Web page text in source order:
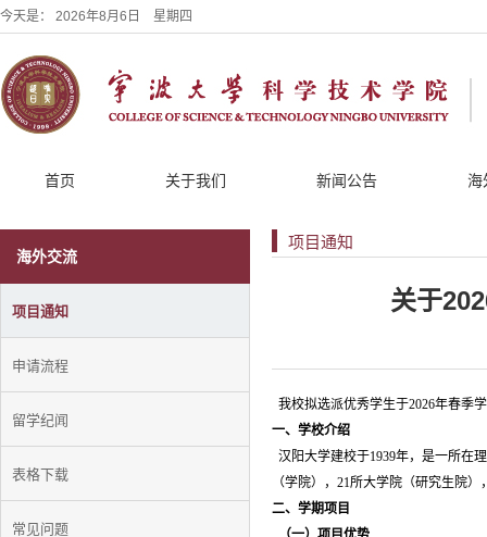
今天是： 2026年8月6日 星期四
首页 关于我们 新闻公告 海
海外交流
项目通知
申请流程
留学纪闻
表格下载
常见问题
项目通知
关于
我校拟选派优秀学生于2026年春季
一、学校介绍
汉阳大学建校于1939年，是一所在
（学院），21所大学院（研究生院）
二、学期项目